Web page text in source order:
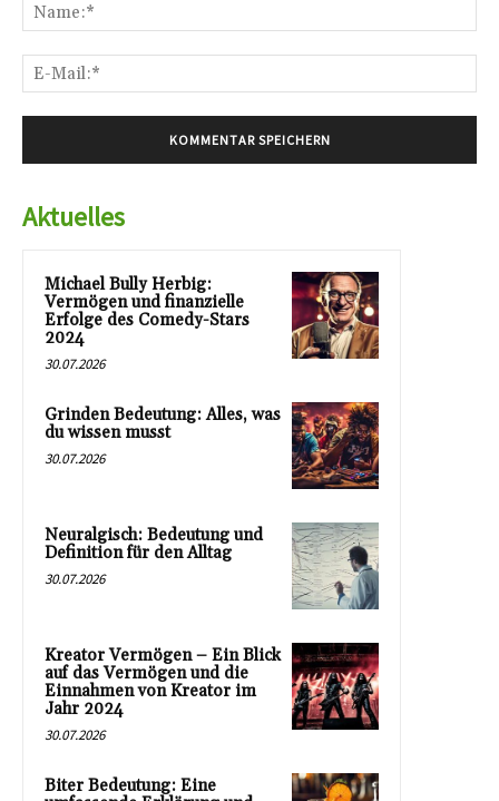
Aktuelles
Michael Bully Herbig:
Vermögen und finanzielle
Erfolge des Comedy-Stars
2024
30.07.2026
Grinden Bedeutung: Alles, was
du wissen musst
30.07.2026
Neuralgisch: Bedeutung und
Definition für den Alltag
30.07.2026
Kreator Vermögen – Ein Blick
auf das Vermögen und die
Einnahmen von Kreator im
Jahr 2024
30.07.2026
Biter Bedeutung: Eine